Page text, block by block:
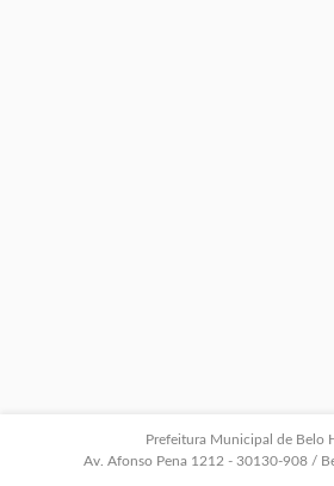
Prefeitura Municipal de Belo
Av. Afonso Pena 1212 - 30130-908 /